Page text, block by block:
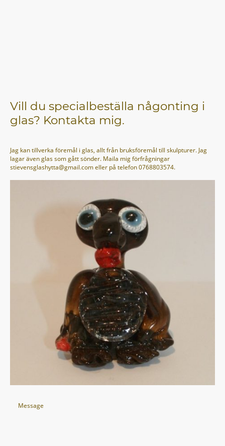
Vill du specialbeställa någonting i
glas? Kontakta mig.
Jag kan tillverka föremål i glas, allt från bruksföremål till skulpturer. Jag
lagar även glas som gått sönder. Maila mig förfrågningar
stievensglashytta@gmail.com eller på telefon 0768803574.
Message